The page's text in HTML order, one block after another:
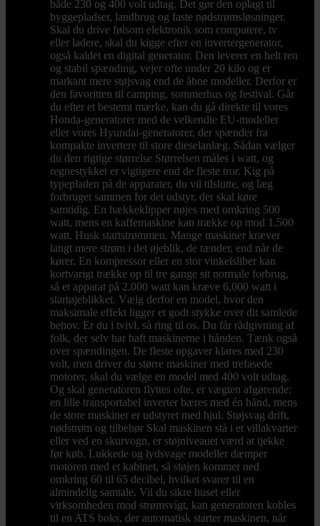
både 230 og 400 volt udtag. Det gør den oplagt til
byggepladser, landbrug og faste nødstrømsløsninger.
Skal du drive følsom elektronik som computere, tv
eller ladere, skal du kigge efter en invertergenerator,
også kaldet en digital generator. Den leverer en helt ren
og stabil spænding, vejer ofte under 20 kilo og er
markant mere støjsvag end de åbne modeller. Derfor er
den favoritten til camping, sommerhus og festival. Går
du efter et bestemt mærke, kan du gå direkte til vores
Honda-generatorer med de velkendte EU-modeller
eller vores Hyundai-generatorer, der spænder fra
kompakte invertere til store dieselanlæg. Sådan vælger
du den rigtige størrelse Størrelsen måles i watt, og
regnestykket er vigtigere end de fleste tror. Kig på
typepladen på de apparater, du vil tilslutte, og læg
forbruget sammen for det udstyr, der skal køre
samtidig. En hækkeklipper nøjes med omkring 500
watt, mens en kaffemaskine kan trække op mod 1.500
watt. Husk startstrømmen. Mange maskiner kræver
langt mere strøm i det øjeblik, de tænder, end når de
kører. En kompressor eller en stor vinkelsliber kan
kortvarigt trække op til tre gange sit normale forbrug,
så et apparat på 2.000 watt kan kræve 6.000 watt i
startøjeblikket. Vælg derfor en model, hvor den
maksimale effekt ligger et godt stykke over dit samlede
behov. Er du i tvivl, så ring til os. Du får rådgivning af
folk, der selv har haft maskinerne i hånden. Tænk også
over spændingen. De fleste opgaver klares med 230
volt, men driver du større maskiner med trefasede
motorer, skal du vælge en model med 400 volt udtag.
Og skal generatoren flyttes ofte, er vægten afgørende:
en lille transportabel inverter bæres med én hånd, mens
de store maskiner er udstyret med hjul. Støjsvag drift,
nødstrøm og tilbehør Skal maskinen stå i et villakvarter
eller ved en skurvogn, er støjniveauet værd at tjekke
før køb. Lukkede og lydsvage modeller dæmper
motoren med et kabinet, så støjen kommer ned
omkring 60 til 65 decibel, hvilket svarer til en
almindelig samtale. Vil du sikre huset eller
virksomheden mod strømsvigt, kan generatoren kobles
til en ATS boks, der automatisk starter maskinen, når